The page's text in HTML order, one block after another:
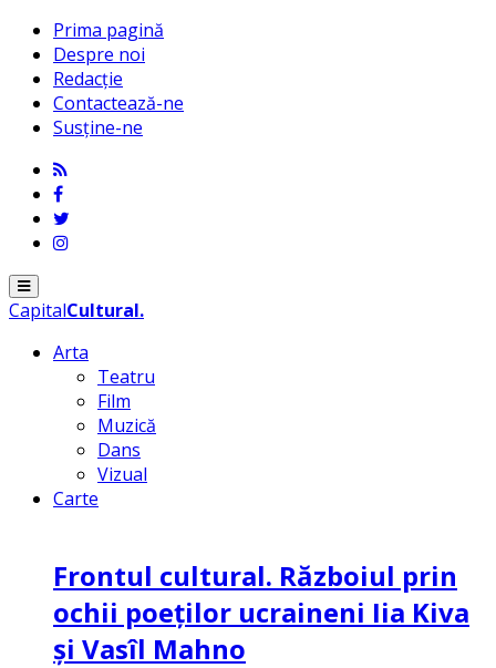
Prima pagină
Despre noi
Redacție
Contactează-ne
Susține-ne
Menu
CapitalCultural.
Arta
Teatru
Film
Muzică
Dans
Vizual
Carte
Frontul cultural. Războiul prin
ochii poeților ucraineni Iia Kiva
și Vasîl Mahno